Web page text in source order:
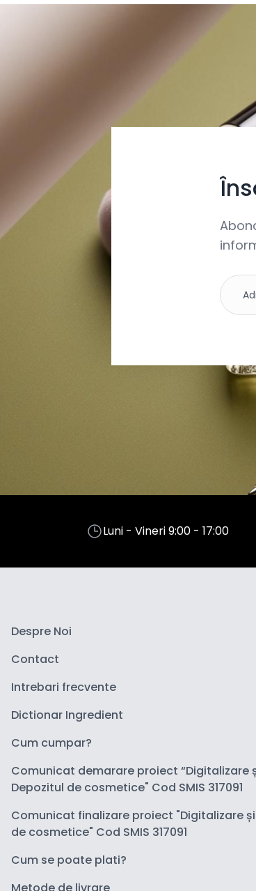
Luni - Vineri 9:00 - 17:00
Despre Noi
Contact
Intrebari frecvente
Dictionar Ingredient
Cum cumpar?
Comunicat demarare proiect “Digitalizare
Depozitul de cosmetice" Cod SMIS 317091
Comunicat finalizare proiect "Digitalizare
de cosmetice" Cod SMIS 317091
Cum se poate plati?